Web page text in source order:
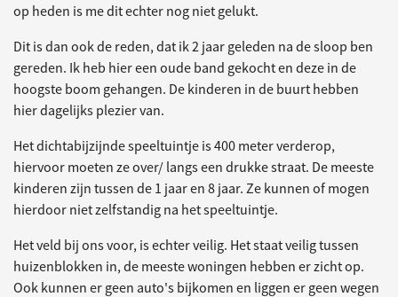
op heden is me dit echter nog niet gelukt.
Dit is dan ook de reden, dat ik 2 jaar geleden na de sloop ben
gereden. Ik heb hier een oude band gekocht en deze in de
hoogste boom gehangen. De kinderen in de buurt hebben
hier dagelijks plezier van.
Het dichtabijzijnde speeltuintje is 400 meter verderop,
hiervoor moeten ze over/ langs een drukke straat. De meeste
kinderen zijn tussen de 1 jaar en 8 jaar. Ze kunnen of mogen
hierdoor niet zelfstandig na het speeltuintje.
Het veld bij ons voor, is echter veilig. Het staat veilig tussen
huizenblokken in, de meeste woningen hebben er zicht op.
Ook kunnen er geen auto's bijkomen en liggen er geen wegen